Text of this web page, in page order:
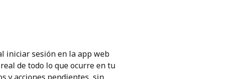
iniciar sesión en la app web
de todo lo que ocurre en tu